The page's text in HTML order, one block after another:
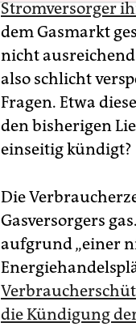
Stromversorger
dem Gasmarkt
nicht ausreichend
also schlicht
Fragen. Etwa
den bisherigen
einseitig kündigt?
Die
Gasversorgers
aufgrund „einer
die Kündigung